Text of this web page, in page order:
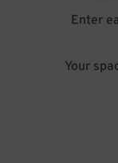
Enter
Your